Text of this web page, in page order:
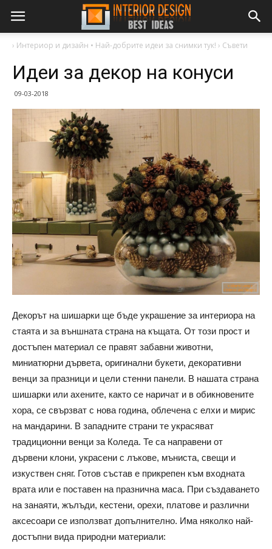
› Интериор и дизайн • Най-добрите идеи за снимки тук! › Съвети
Идеи за декор на конуси
09-03-2018
Декорът на шишарки ще бъде украшение за интериора на
стаята и за външната страна на къщата. От този прост и
достъпен материал се правят забавни животни,
миниатюрни дървета, оригинални букети, декоративни
венци за празници и цели стенни панели. В нашата страна
шишарки или ахените, както се наричат ​​и в обикновените
хора, се свързват с нова година, облечена с елхи и мирис
на мандарини. В западните страни те украсяват
традиционни венци за Коледа. Те са направени от
дървени клони, украсени с лъкове, мъниста, свещи и
изкуствен сняг. Готов състав е прикрепен към входната
врата или е поставен на празнична маса. При създаването
на занаяти, жълъди, кестени, орехи, платове и различни
аксесоари се използват допълнително. Има няколко най-
достъпни вида природни материали: